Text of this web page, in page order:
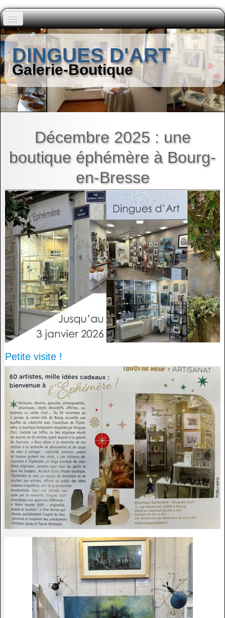
Accueil
Peintres (A à I)▼
Peintres (J à Z)
Contact
DINGUES D'ART
Galerie-Boutique
Décembre 2025 : une
boutique éphémère à Bourg-
en-Bresse
Petite visite !